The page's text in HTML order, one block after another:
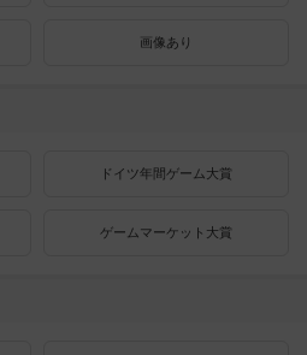
画像あり
ドイツ年間ゲーム大賞
ゲームマーケット大賞